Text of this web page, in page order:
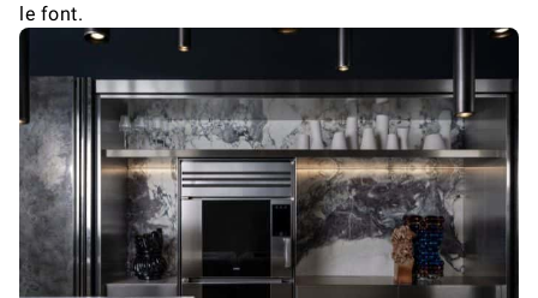
le font.